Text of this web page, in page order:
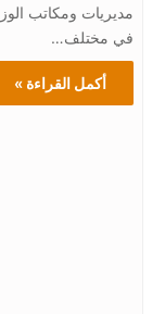
مديريات ومكاتب
في مختلف…
أكمل القراءة »